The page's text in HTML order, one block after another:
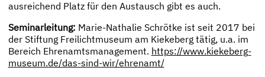
ausreichend Platz für den Austausch gibt es auch.
Seminarleitung: Marie-Nathalie Schrötke ist seit 2017 bei
der Stiftung Freilichtmuseum am Kiekeberg tätig, u.a. im
Bereich Ehrenamtsmanagement. https://www.kiekeberg-
museum.de/das-sind-wir/ehrenamt/